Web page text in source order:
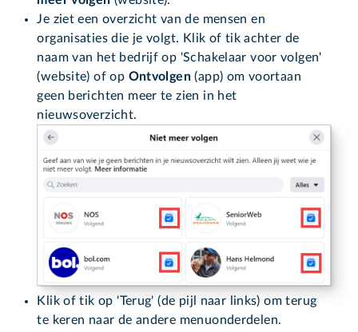
Je ziet een overzicht van de mensen en
organisaties die je volgt. Klik of tik achter de
naam van het bedrijf op 'Schakelaar voor volgen'
(website) of op Ontvolgen(app) om voortaan
geen berichten meer te zien in het
nieuwsoverzicht.
Klik of tik op 'Terug' (de pijl naar links) om terug
te keren naar de andere menuonderdelen.